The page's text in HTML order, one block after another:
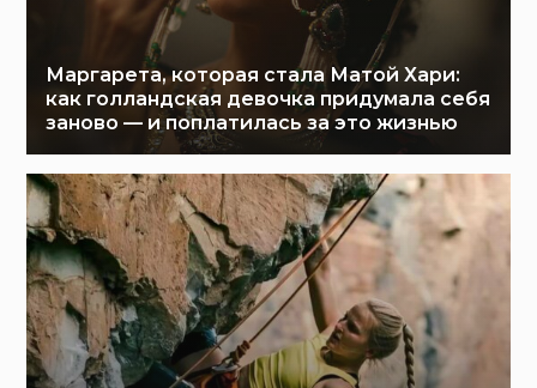
Маргарета, которая стала Матой Хари:
как голландская девочка придумала себя
заново — и поплатилась за это жизнью